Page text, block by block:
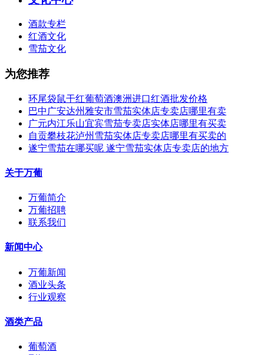
酒款专栏
红酒文化
雪茄文化
为您推荐
环尾袋鼠干红葡萄酒澳洲进口红酒批发价格
巴中广安达州雅安市雪茄实体店专卖店哪里有卖
广元内江乐山宜宾雪茄专卖店实体店哪里有买卖
自贡攀枝花泸州雪茄实体店专卖店哪里有买卖的
遂宁雪茄在哪买呢 遂宁雪茄实体店专卖店的地方
关于万葡
万葡简介
万葡招聘
联系我们
新闻中心
万葡新闻
酒业头条
行业观察
酒类产品
葡萄酒